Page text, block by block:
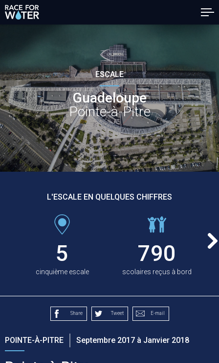
ESCALE
Guadeloupe
Pointe-à-Pitre
L'ESCALE EN QUELQUES CHIFFRES
5
cinquième escale
790
scolaires reçus à bord
Share Tweet E-mail
POINTE-À-PITRE Septembre 2017 à Janvier 2018